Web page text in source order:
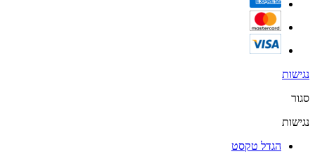
נגישות
סגור
נגישות
הגדל טקסט